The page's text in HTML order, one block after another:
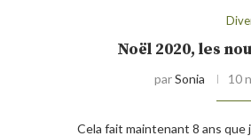
Noël 2020, les
parSonia 10
Cela fait maintenant 8 ans que